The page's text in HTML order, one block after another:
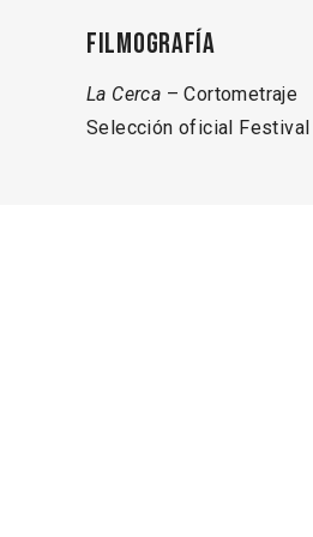
Filmografía
La Cerca – Cortometraje
Selección oficial Festival